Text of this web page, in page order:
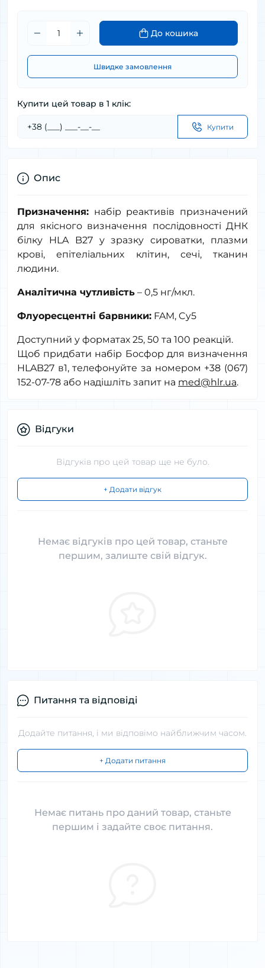
До кошика
Швидке замовлення
Купити цей товар в 1 клік:
Купити
Опис
Призначення: набір реактивів призначений
для якісного визначення послідовності ДНК
білку HLA B27 у зразку сироватки, плазми
крові, епітеліальних клітин, сечі, тканин
людини.
Аналітична чутливість – 0,5 нг/мкл.
Флуоресцентні барвники: FAM, Cy5
Доступний у форматах 25, 50 та 100 реакцій.
Щоб придбати набір Босфор для визначення
HLAB27 в1, телефонуйте за номером +38 (067)
152-07-78 або надішліть запит на med@hlr.ua.
Відгуки
Відгуків про цей товар ще не було.
+ Додати відгук
Немає відгуків про цей товар, станьте
першим, залиште свій відгук.
Питання та відповіді
Додайте питання, і ми відповімо найближчим часом.
+ Додати питання
Немає питань про даний товар, станьте
першим і задайте своє питання.